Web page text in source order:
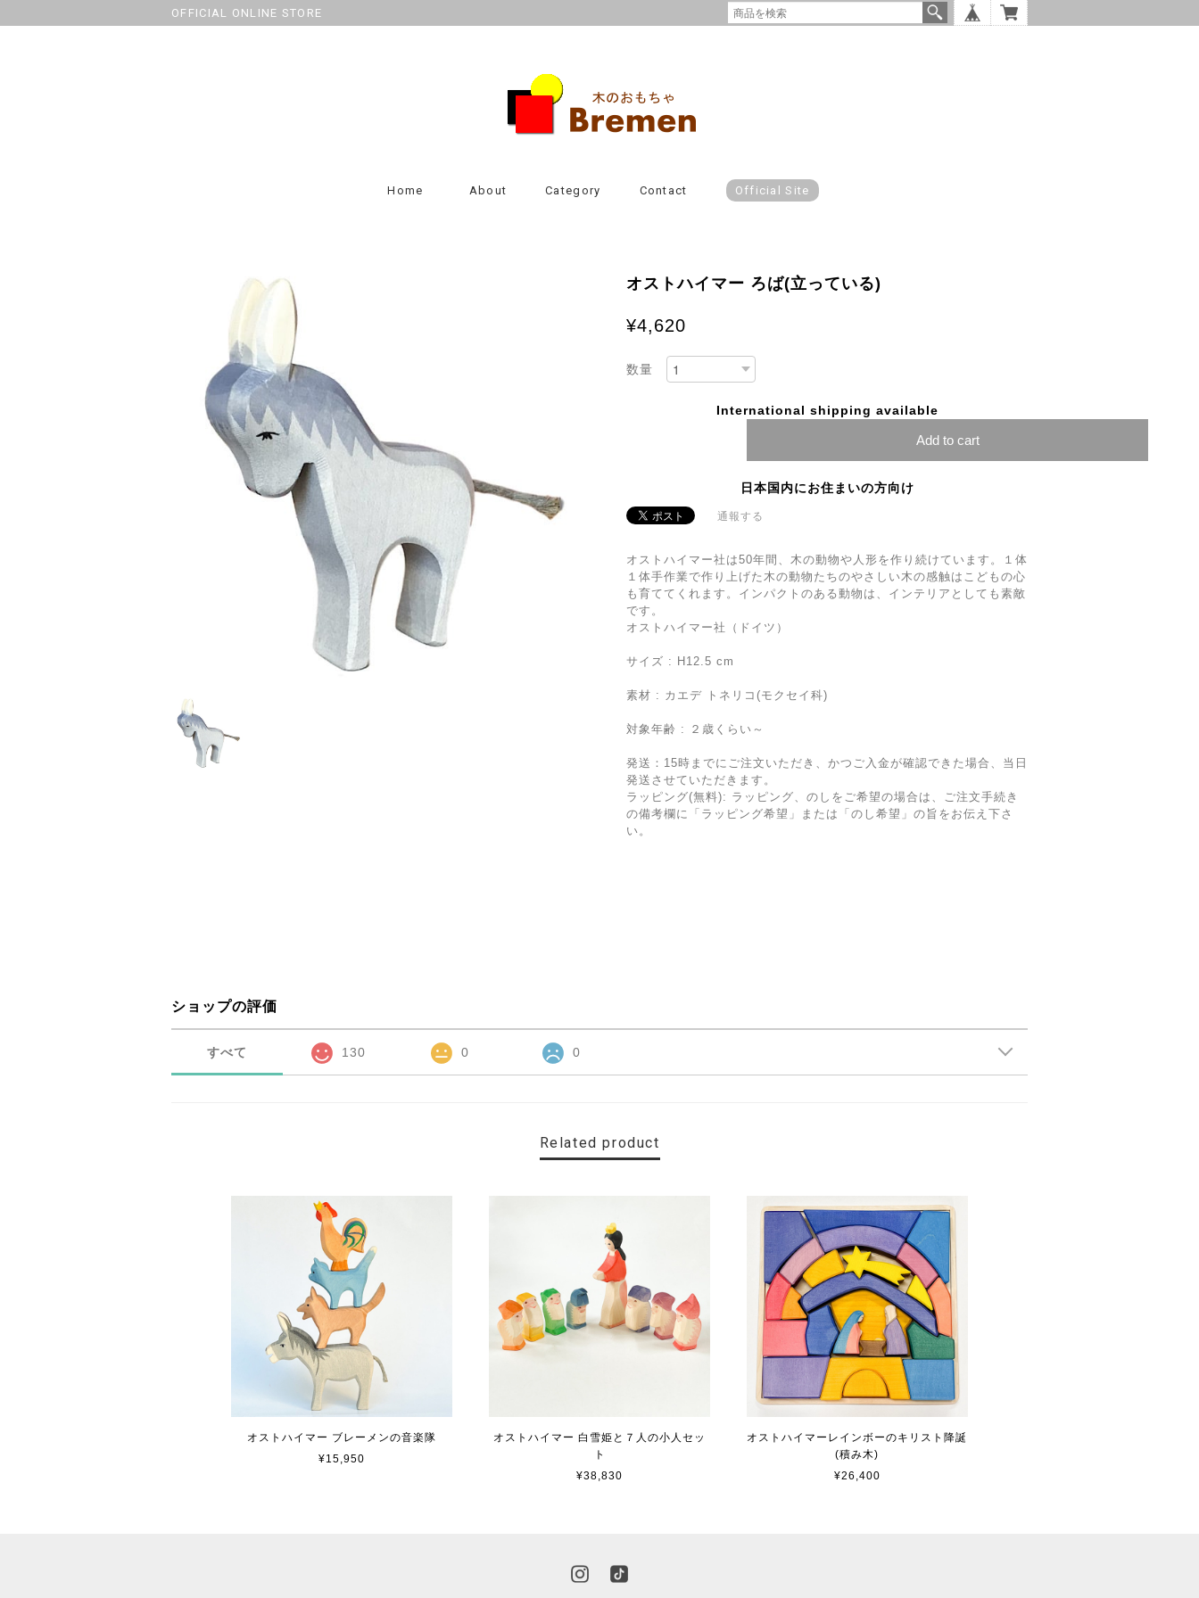
OFFICIAL ONLINE STORE
Home About Category Contact Official Site
オストハイマー ろば(立っている)
¥4,620
数量
International shipping available
Add to cart
日本国内にお住まいの方向け
通報する
オストハイマー社は50年間、木の動物や人形を作り続けています。１体
１体手作業で作り上げた木の動物たちのやさしい木の感触はこどもの心
も育ててくれます。インパクトのある動物は、インテリアとしても素敵
です。
オストハイマー社（ドイツ）
サイズ : H12.5 cm
素材 : カエデ トネリコ(モクセイ科)
対象年齢 : ２歳くらい～
発送：15時までにご注文いただき、かつご入金が確認できた場合、当日
発送させていただきます。
ラッピング(無料): ラッピング、のしをご希望の場合は、ご注文手続き
の備考欄に「ラッピング希望」または「のし希望」の旨をお伝え下さ
い。
ショップの評価
すべて 130 0 0
Related product
オストハイマー ブレーメンの音楽隊
¥15,950
オストハイマー 白雪姫と７人の小人セッ
ト
¥38,830
オストハイマーレインボーのキリスト降誕
(積み木)
¥26,400